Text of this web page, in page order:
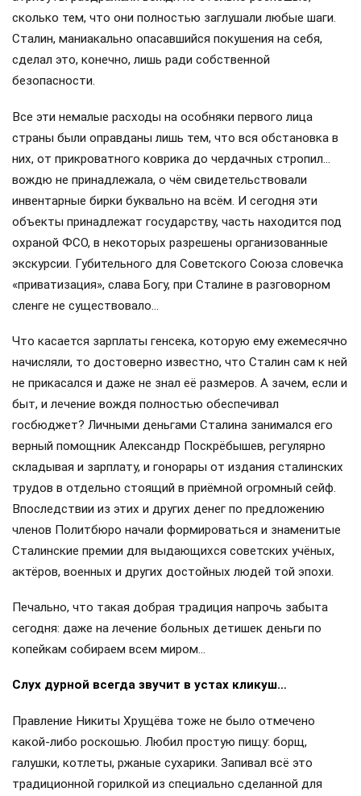
сколько тем, что они полностью заглушали любые шаги.
Сталин, маниакально опасавшийся покушения на себя,
сделал это, конечно, лишь ради собственной
безопасности.
Все эти немалые расходы на особняки первого лица
страны были оправданы лишь тем, что вся обстановка в
них, от прикроватного коврика до чердачных стропил…
вождю не принадлежала, о чём свидетельствовали
инвентарные бирки буквально на всём. И сегодня эти
объекты принадлежат государству, часть находится под
охраной ФСО, в некоторых разрешены организованные
экскурсии. Губительного для Советского Союза словечка
«приватизация», слава Богу, при Сталине в разговорном
сленге не существовало…
Что касается зарплаты генсека, которую ему ежемесячно
начисляли, то достоверно известно, что Сталин сам к ней
не прикасался и даже не знал её размеров. А зачем, если и
быт, и лечение вождя полностью обеспечивал
госбюджет? Личными деньгами Сталина занимался его
верный помощник Александр Поскрёбышев, регулярно
складывая и зарплату, и гонорары от издания сталинских
трудов в отдельно стоящий в приёмной огромный сейф.
Впоследствии из этих и других денег по предложению
членов Политбюро начали формироваться и знаменитые
Сталинские премии для выдающихся советских учёных,
актёров, военных и других достойных людей той эпохи.
Печально, что такая добрая традиция напрочь забыта
сегодня: даже на лечение больных детишек деньги по
копейкам собираем всем миром…
Слух дурной всегда звучит в устах кликуш…
Правление Никиты Хрущёва тоже не было отмечено
какой-либо роскошью. Любил простую пищу: борщ,
галушки, котлеты, ржаные сухарики. Запивал всё это
традиционной горилкой из специально сделанной для